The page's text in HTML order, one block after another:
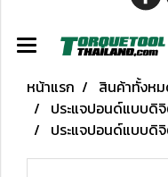
หน้าแรก สินค้าทั้งห
ประแจปอนด์แบบดิ
ประแจปอนด์แบบดิ